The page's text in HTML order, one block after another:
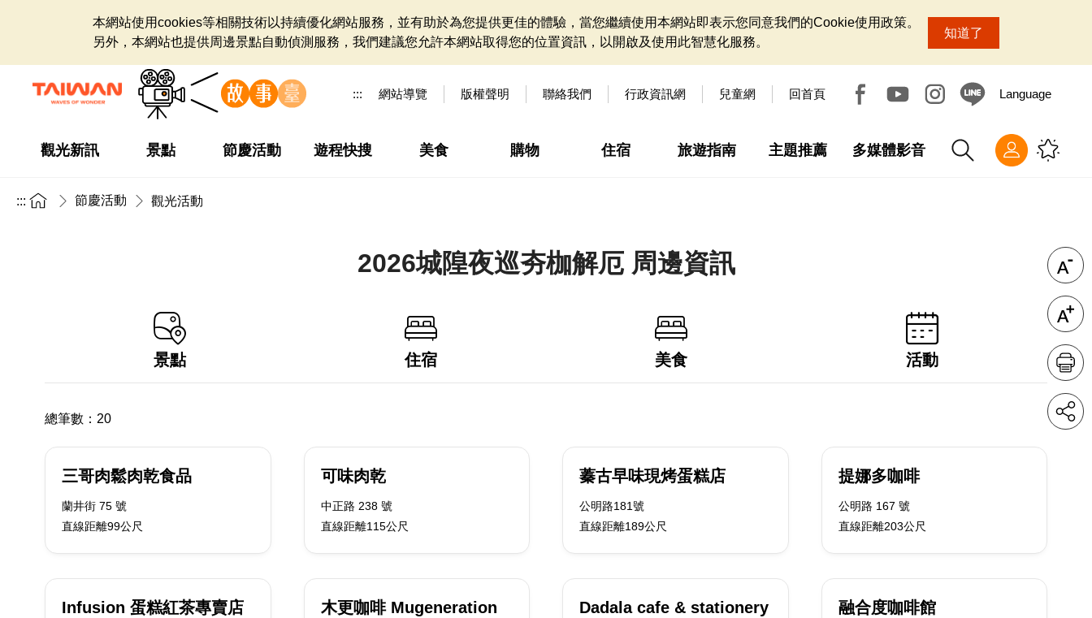
本網站使用cookies等相關技術以持續優化網站服務，並有助於為您提供更佳的體驗，當您繼續使用本網站即表示您同意我們的Cookie使用政策。
另外，本網站也提供周邊景點自動偵測服務，我們建議您允許本網站取得您的位置資訊，以開啟及使用此智慧化服務。
知道了
::: 網站導覽 版權聲明 聯絡我們 行政資訊網 兒童網 回首頁 Language
觀光新訊 景點 節慶活動 遊程快搜 美食 購物 住宿 旅遊指南 主題推薦 多媒體影音
::: 節慶活動 觀光活動
2026城隍夜巡夯枷解厄 周邊資訊
景點 住宿 美食 活動
總筆數： 20
三哥肉鬆肉乾食品
蘭井街 75 號
直線距離99公尺
可味肉乾
中正路 238 號
直線距離115公尺
蓁古早味現烤蛋糕店
公明路181號
直線距離189公尺
提娜多咖啡
公明路 167 號
直線距離203公尺
Infusion 蛋糕紅茶專賣店 木更咖啡 Mugeneration Dadala cafe & stationery 融合度咖啡館